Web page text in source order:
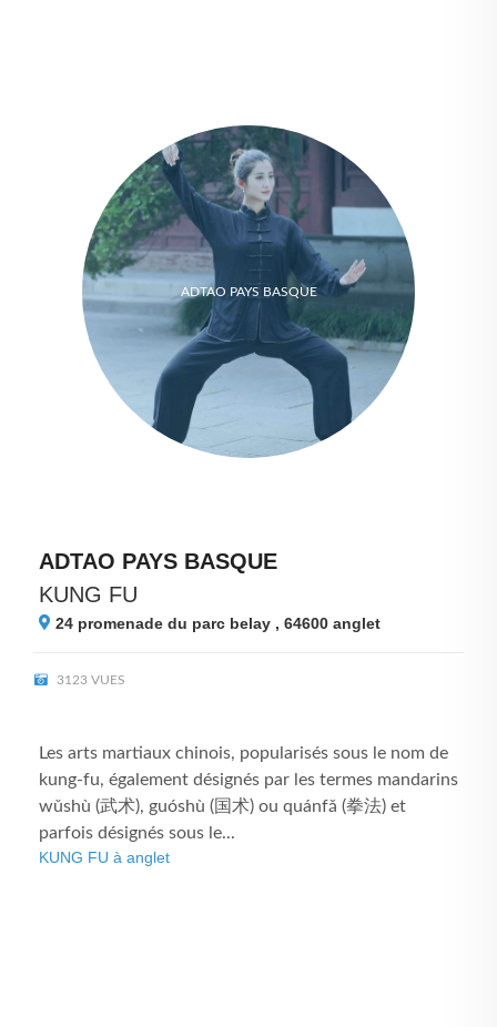
ADTAO PAYS BASQUE
ADTAO PAYS BASQUE
KUNG FU
24 promenade du parc belay , 64600 anglet
3123 VUES
Les arts martiaux chinois, popularisés sous le nom de
kung-fu, également désignés par les termes mandarins
wǔshù (武术), guóshù (国术) ou quánfǎ (拳法) et
parfois désignés sous le...
KUNG FU à anglet